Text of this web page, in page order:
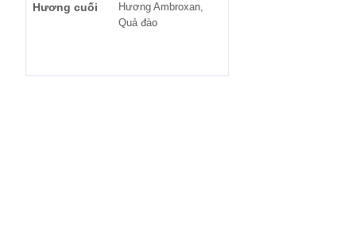
Hương cuối
Hương Ambroxan,
Quả đào